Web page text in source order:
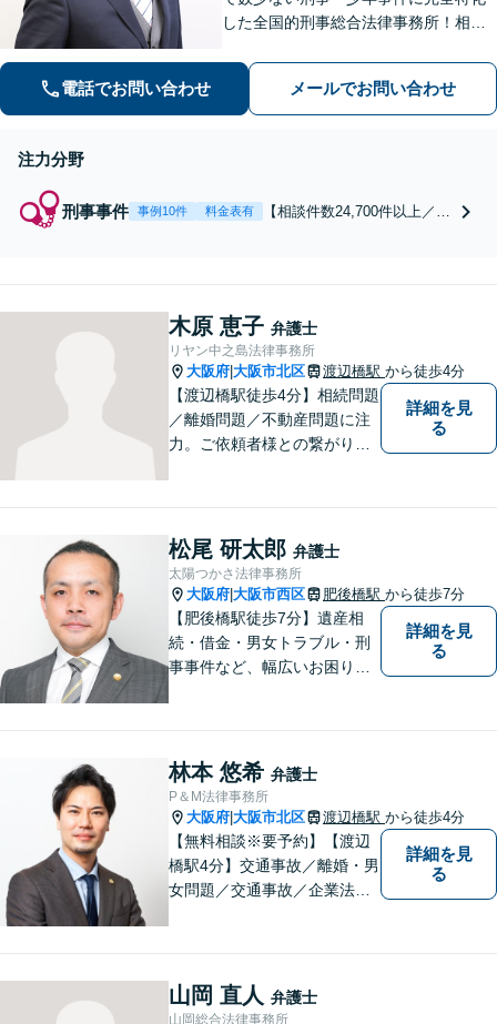
した全国的刑事総合法律事務所！相談
2,800件以上、多数の釈放保釈実績で依
頼者の社会復帰を強力に弁護します
【初回相談無料】
電話でお問い合わせ メールでお問い合わせ
注力分野
刑事事件 事例10件 料金表有
【相談件数24,700件以上／24
まで豊富な経験と解決実績！
窃盗・詐欺・暴行・傷害・痴
漢・盗撮・薬物犯罪など幅広
い分野に対応可能です！
木原 恵子 弁護士
リヤン中之島法律事務所
大阪府 大阪市北区 渡辺橋駅 から徒歩4分
【渡辺橋駅徒歩4分】相続問題
／離婚問題／不動産問題に注
力。ご依頼者様との繋がりを
力いたします。【地域に根差
した弁護士】法律トラブルで
お悩みの方は、お気軽にご相
談ください。
詳細を見
る
松尾 研太郎 弁護士
太陽つかさ法律事務所
大阪府 大阪市西区 肥後橋駅 から徒歩7分
【肥後橋駅徒歩7分】遺産相
続・借金・男女トラブル・刑
事事件など、幅広いお困りご
す。フットワークを活かし、
迅速な解決へと尽力いたしま
す。
詳細を見
る
林本 悠希 弁護士
P＆M法律事務所
大阪府 大阪市北区 渡辺橋駅 から徒歩4分
【無料相談※要予約】【渡辺
橋駅4分】交通事故／離婚・男
女問題／交通事故／企業法務
リングに定評あり。受任案件
数を絞り、お客様一人ひとり
詳細を見
る
山岡 直人 弁護士
山岡総合法律事務所